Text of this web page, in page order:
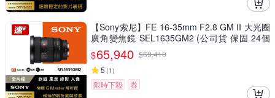
【Sony索尼】FE 16-35mm F2.8 GM II 大光圈
廣角變焦鏡 SEL1635GM2 (公司貨 保固 24個
月)
$65,940 $69,410
5 (1)
限時下殺 券